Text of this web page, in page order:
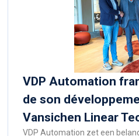
VDP Automation
de son
Vansichen Linear
VDP Automation zet een